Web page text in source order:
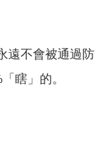
遠不會被通過防
瞎」的。